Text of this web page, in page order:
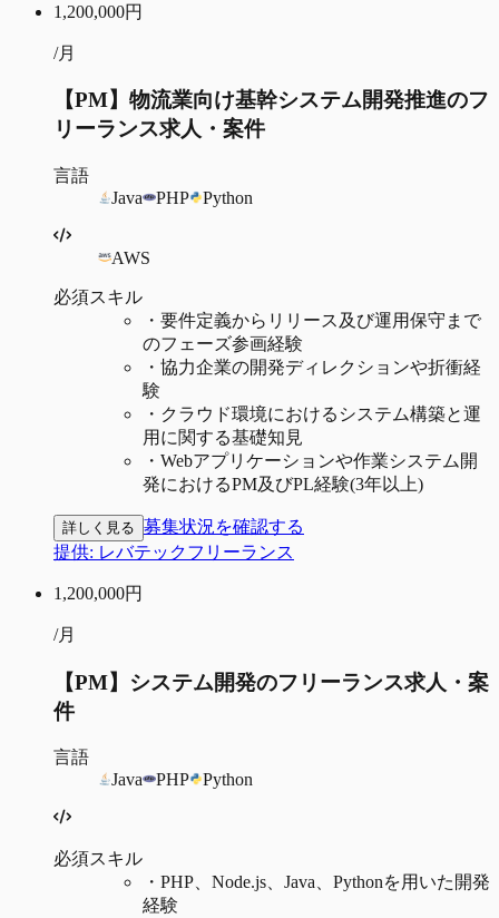
1,200,000円
/月
【PM】物流業向け基幹システム開発推進のフ
リーランス求人・案件
言語
Java
PHP Python
AWS
必須スキル
・ 要件定義からリリース及び運用保守まで
のフェーズ参画経験
・ 協力企業の開発ディレクションや折衝経
験
・ クラウド環境におけるシステム構築と運
用に関する基礎知見
・ Webアプリケーションや作業システム開
発におけるPM及びPL経験(3年以上)
詳しく見る 募集状況を確認する
提供: レバテックフリーランス
1,200,000円
/月
【PM】システム開発のフリーランス求人・案
件
言語
Java
PHP Python
必須スキル
・ PHP、Node.js、Java、Pythonを用いた開発
経験